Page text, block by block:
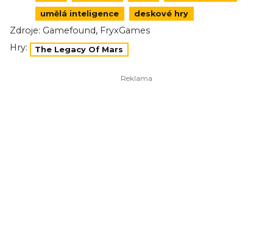
umělá inteligence deskové hry
Zdroje: Gamefound, FryxGames
Hry:
The Legacy Of Mars